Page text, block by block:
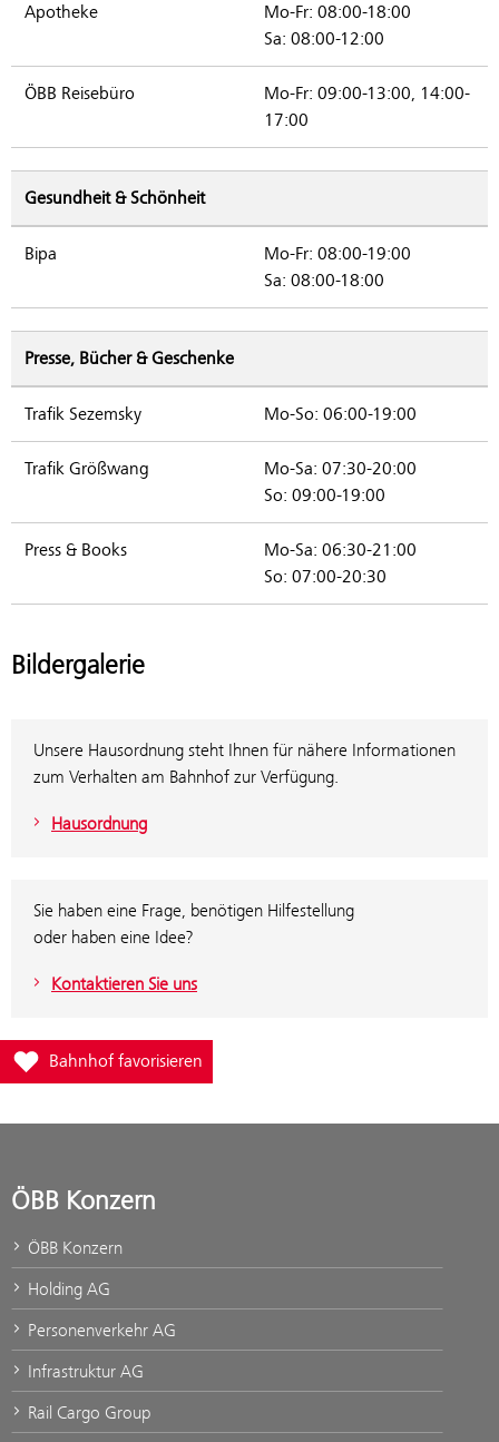
Apotheke
Mo-Fr: 08:00-18:00
Sa: 08:00-12:00
ÖBB Reisebüro
Mo-Fr: 09:00-13:00, 14:00-
17:00
Gesundheit & Schönheit
Bipa
Mo-Fr: 08:00-19:00
Sa: 08:00-18:00
Presse, Bücher & Geschenke
Trafik Sezemsky Mo-So: 06:00-19:00
Trafik Größwang
Mo-Sa: 07:30-20:00
So: 09:00-19:00
Press & Books
Mo-Sa: 06:30-21:00
So: 07:00-20:30
Bildergalerie
Unsere Hausordnung steht Ihnen für nähere Informationen
zum Verhalten am Bahnhof zur Verfügung.
Hausordnung
Sie haben eine Frage, benötigen Hilfestellung
oder haben eine Idee?
Kontaktieren Sie uns
Füge Bahnhof Innsbruck Hauptbahnhof zur Favoritenliste hinzu
Bahnhof favorisieren
ÖBB Konzern
ÖBB Konzern
Holding AG
Personenverkehr AG
Infrastruktur AG
Rail Cargo Group